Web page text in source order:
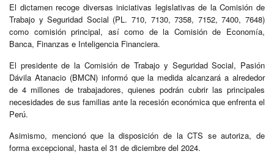
El dictamen recoge diversas iniciativas legislativas de la Comisión de
Trabajo y Seguridad Social (PL. 710, 7130, 7358, 7152, 7400, 7648)
como comisión principal, así como de la Comisión de Economía,
Banca, Finanzas e Inteligencia Financiera.
El presidente de la Comisión de Trabajo y Seguridad Social, Pasión
Dávila Atanacio (BMCN) informó que la medida alcanzará a alrededor
de 4 millones de trabajadores, quienes podrán cubrir las principales
necesidades de sus familias ante la recesión económica que enfrenta el
Perú.
Asimismo, mencionó que la disposición de la CTS se autoriza, de
forma excepcional, hasta el 31 de diciembre del 2024.